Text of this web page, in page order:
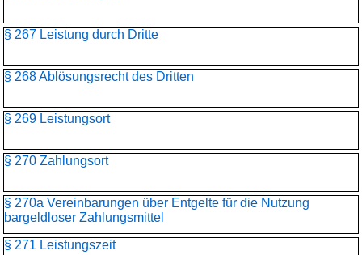
§ 267 Leistung durch Dritte
§ 268 Ablösungsrecht des Dritten
§ 269 Leistungsort
§ 270 Zahlungsort
§ 270a Vereinbarungen über Entgelte für die Nutzung
bargeldloser Zahlungsmittel
§ 271 Leistungszeit